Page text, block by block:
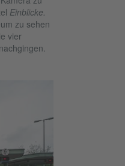
Einblicke.
zu sehen
vier